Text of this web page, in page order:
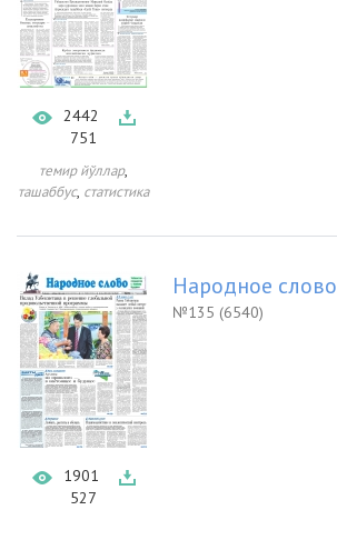
2442
751
темир йўллар,
ташаббус, статистика
1901
527
Народное слово
№135 (6540)